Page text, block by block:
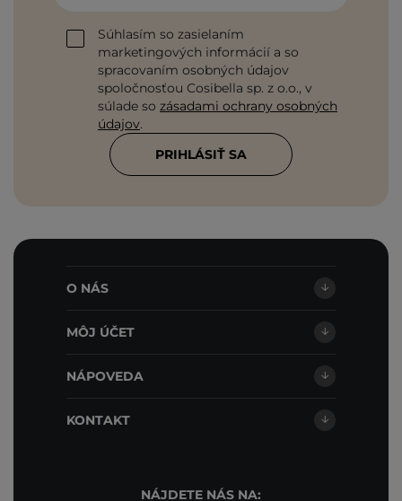
Súhlasím so zasielaním
marketingových informácií a so
spracovaním osobných údajov
spoločnosťou Cosibella sp. z o.o., v
súlade so zásadami ochrany osobných
údajov.
PRIHLÁSIŤ SA
O NÁS
MÔJ ÚČET
NÁPOVEDA
KONTAKT
NÁJDETE NÁS NA: